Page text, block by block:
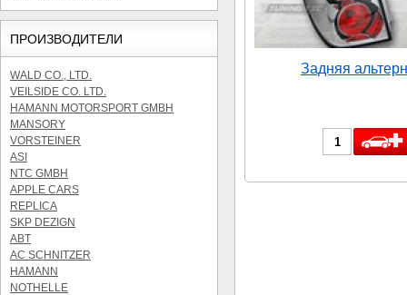
ПРОИЗВОДИТЕЛИ
WALD CO., LTD.
VEILSIDE CO. LTD.
HAMANN MOTORSPORT GMBH
MANSORY
VORSTEINER
ASI
NTC GMBH
APPLE CARS
REPLICA
SKP DEZIGN
ABT
AC SCHNITZER
HAMANN
NOTHELLE
Задняя